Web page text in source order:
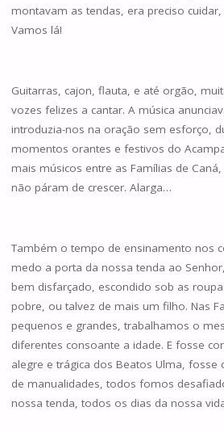
montavam as tendas, era preciso cuidar,
Vamos lá!
Guitarras, cajon, flauta, e até orgão,
vozes felizes a cantar. A música
introduzia-nos na oração sem esforço,
momentos orantes e festivos do
mais músicos entre as Famílias de
não páram de crescer. Alarga…
Também o tempo de ensinamento nos
medo a porta da nossa tenda ao
bem disfarçado, escondido sob as
pobre, ou talvez de mais um filho. Nas
pequenos e grandes, trabalhamos o
diferentes consoante a idade. E fosse
alegre e trágica dos Beatos Ulma,
de manualidades, todos fomos
nossa tenda, todos os dias da nossa